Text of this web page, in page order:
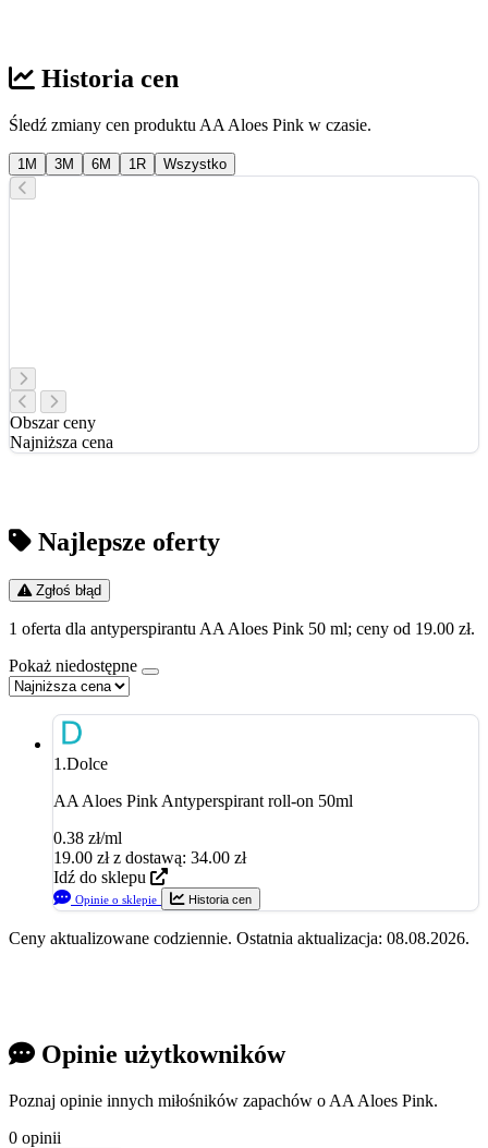
Historia cen
Śledź zmiany cen produktu AA Aloes Pink w czasie.
1M 3M 6M 1R Wszystko
Obszar ceny
Najniższa cena
Najlepsze oferty
Zgłoś błąd
1 oferta dla antyperspirantu AA Aloes Pink 50 ml; ceny od 19.00 zł.
Pokaż niedostępne
1.Dolce
AA Aloes Pink Antyperspirant roll-on 50ml
0.38 zł/ml
19.00 zł z dostawą: 34.00 zł
Idź do sklepu
Opinie o sklepie Historia cen
Ceny aktualizowane codziennie. Ostatnia aktualizacja: 08.08.2026.
Opinie użytkowników
Poznaj opinie innych miłośników zapachów o AA Aloes Pink.
0 opinii